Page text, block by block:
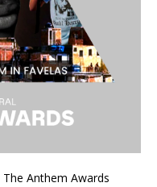
The Anthem Awards